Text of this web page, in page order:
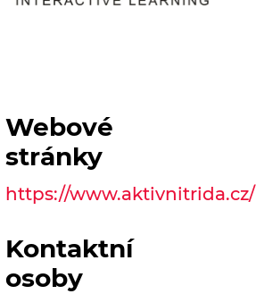
Webové
stránky
https://www.aktivnitrida.cz/
Kontaktní
osoby